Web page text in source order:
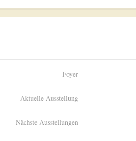
Foyer
Aktuelle Ausstellung
Nächste Ausstellungen